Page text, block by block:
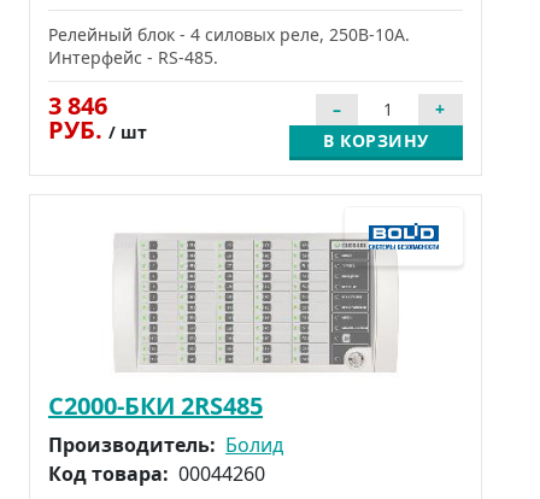
Релейный блок - 4 силовых реле, 250В-10А.
Интерфейс - RS-485.
3 846
РУБ. / шт В КОРЗИНУ
С2000-БКИ 2RS485
Производитель: Болид
Код товара: 00044260